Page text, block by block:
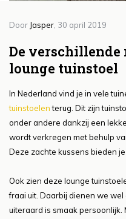
Door Jasper , 30 april 2019
De verschillende
lounge tuinstoel
In Nederland vind je in vele
tuinstoelenterug. Dit zijn
onder andere dankzij een
wordt verkregen met behulp
Deze zachte kussens bieden
Ook zien deze lounge
fraai uit. Daarbij dienen we
uiteraard is smaak